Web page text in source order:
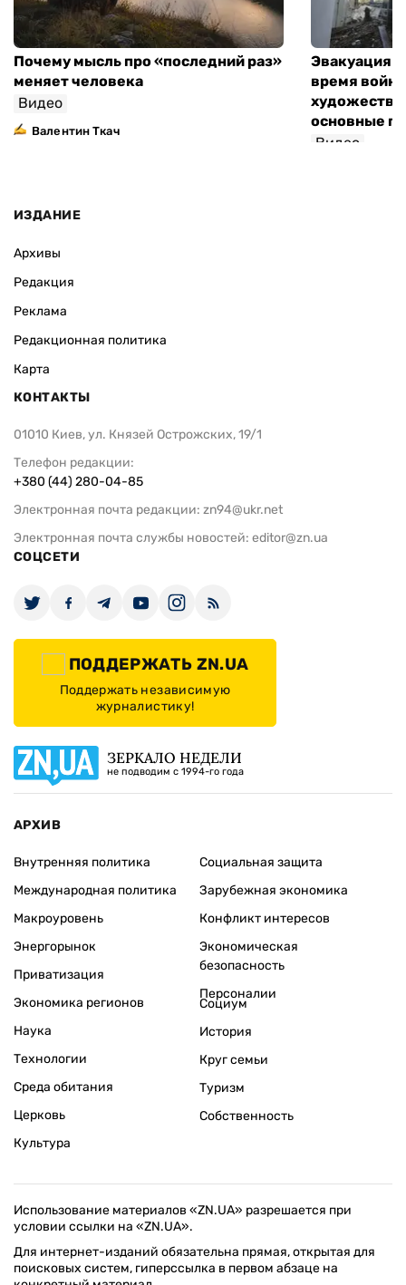
Почему мысль про «последний раз»
меняет человека
Видео
Валентин Ткач
Эвакуация
время
основные
Видео
ИЗДАНИЕ
Архивы
Редакция
Реклама
Редакционная политика
Карта
КОНТАКТЫ
01010 Киев, ул. Князей Острожских, 19/1
Телефон редакции:
+380 (44) 280-04-85
Электронная почта редакции: zn94@ukr.net
Электронная почта службы новостей: editor@zn.ua
СОЦСЕТИ
ПОДДЕРЖАТЬ ZN.UA
Поддержать независимую
журналистику!
ЗЕРКАЛО НЕДЕЛИ
не подводим с 1994-го года
АРХИВ
Внутренняя политика
Международная политика
Макроуровень
Энергорынок
Приватизация
Экономика регионов
Социальная защита
Зарубежная экономика
Конфликт интересов
Экономическая
безопасность
Персоналии
Наука
Технологии
Среда обитания
Церковь
Культура
Социум
История
Круг семьи
Туризм
Собственность
Использование материалов «ZN.UA» разрешается при
условии ссылки на «ZN.UA».
Для интернет-изданий обязательна прямая, открытая для
поисковых систем, гиперссылка в первом абзаце на